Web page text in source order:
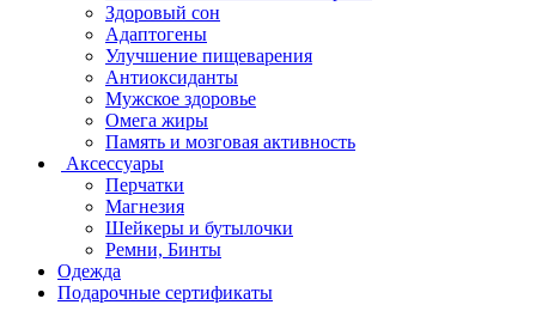
Здоровый сон
Адаптогены
Улучшение пищеварения
Антиоксиданты
Мужское здоровье
Омега жиры
Память и мозговая активность
Аксессуары
Перчатки
Магнезия
Шейкеры и бутылочки
Ремни, Бинты
Одежда
Подарочные сертификаты